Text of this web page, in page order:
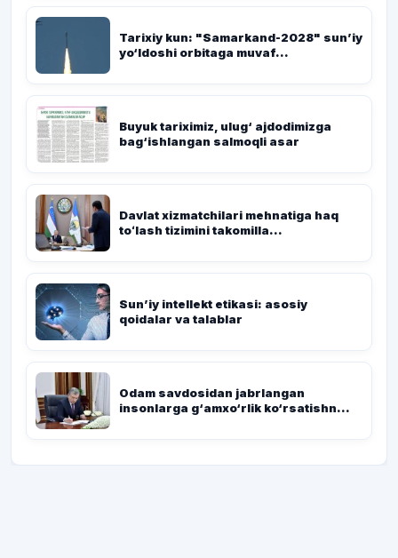
Tarixiy kun: "Samarkand-2028" sun’iy
yo‘ldoshi orbitaga muvaf...
Buyuk tariximiz, ulug‘ ajdodimizga
bag‘ishlangan salmoqli asar
Davlat xizmatchilari mehnatiga haq
toʻlash tizimini takomilla...
Sun’iy intellekt etikasi: asosiy
qoidalar va talablar
Odam savdosidan jabrlangan
insonlarga g‘amxo‘rlik ko‘rsatishn...